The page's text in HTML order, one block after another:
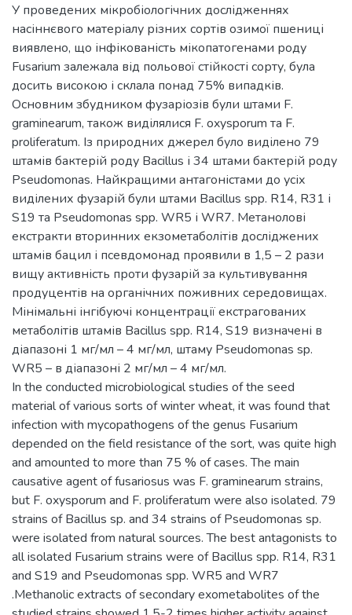
У проведених мікробіологічних дослідженнях
насіннєвого матеріалу різних сортів озимої пшениці
виявлено, що інфікованість мікопатогенами роду
Fusarium залежала від польової стійкості сорту, була
досить високою і склала понад 75% випадків.
Основним збудником фузаріозів були штами F.
graminearum, також виділялися F. oxysporum та F.
proliferatum. Із природних джерел було виділено 79
штамів бактерій роду Bacillus і 34 штами бактерій роду
Pseudomonas. Найкращими антагоністами до усіх
виділених фузарій були штами Bacillus spp. R14, R31 і
S19 та Pseudomonas spp. WR5 і WR7. Метанолові
екстракти вторинних екзометаболітів досліджених
штамів бацил і псевдомонад проявили в 1,5 – 2 рази
вищу активність проти фузарій за культивування
продуцентів на органічних поживних середовищах.
Мінімальні інгібуючі концентрації екстрагованих
метаболітів штамів Bacillus spp. R14, S19 визначені в
діапазоні 1 мг/мл – 4 мг/мл, штаму Pseudomonas sp.
WR5 – в діапазоні 2 мг/мл – 4 мг/мл.
In the conducted microbiological studies of the seed
material of various sorts of winter wheat, it was found that
infection with mycopathogens of the genus Fusarium
depended on the field resistance of the sort, was quite high
and amounted to more than 75 % of cases. The main
causative agent of fusariosus was F. graminearum strains,
but F. oxysporum and F. proliferatum were also isolated. 79
strains of Bacillus sp. and 34 strains of Pseudomonas sp.
were isolated from natural sources. The best antagonists to
all isolated Fusarium strains were of Bacillus spp. R14, R31
and S19 and Pseudomonas spp. WR5 and WR7
.Methanolic extracts of secondary exometabolites of the